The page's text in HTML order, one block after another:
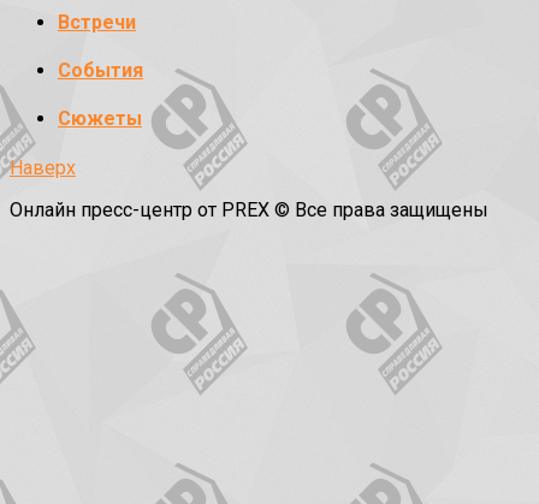
Встречи
События
Сюжеты
Наверх
Онлайн пресс-центр от PREX © Все права защищены